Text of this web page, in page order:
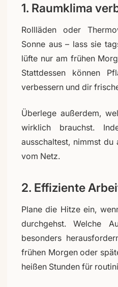
1. Raumklima
Rollläden oder
Sonne aus – lass sie
lüfte nur am frühen
Stattdessen können
verbessern und dir
Überlege außerdem,
wirklich brauchst.
ausschaltest, nimmst du
vom Netz.
2. Effiziente
Plane die Hitze ein,
durchgehst. Welche
besonders
frühen Morgen oder
heißen Stunden für